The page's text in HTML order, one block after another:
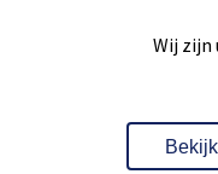
Wij zijn